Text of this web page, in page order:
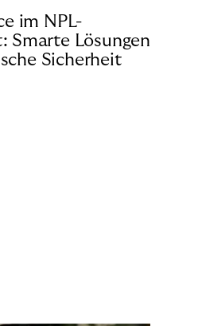
im NPL-
Smarte Lösungen
Sicherheit